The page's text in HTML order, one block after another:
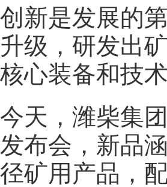
创新是发展的
升级，研发出
核心装备和技
今天，潍柴集
发布会，新品
径矿用产品，